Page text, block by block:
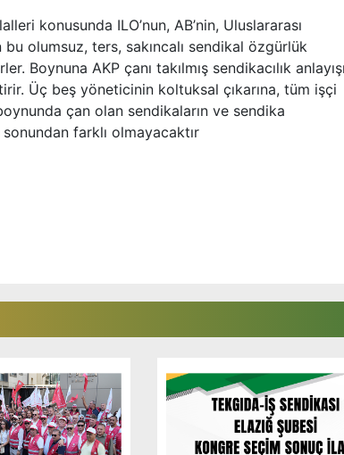
konusunda ILO’nun, AB’nin, Uluslararası
bu olumsuz, ters, sakıncalı sendikal özgürlük
Boynuna AKP çanı takılmış sendikacılık
Üç beş yöneticinin koltuksal çıkarına, tüm işçi
çan olan sendikaların ve sendika
farklı olmayacaktır